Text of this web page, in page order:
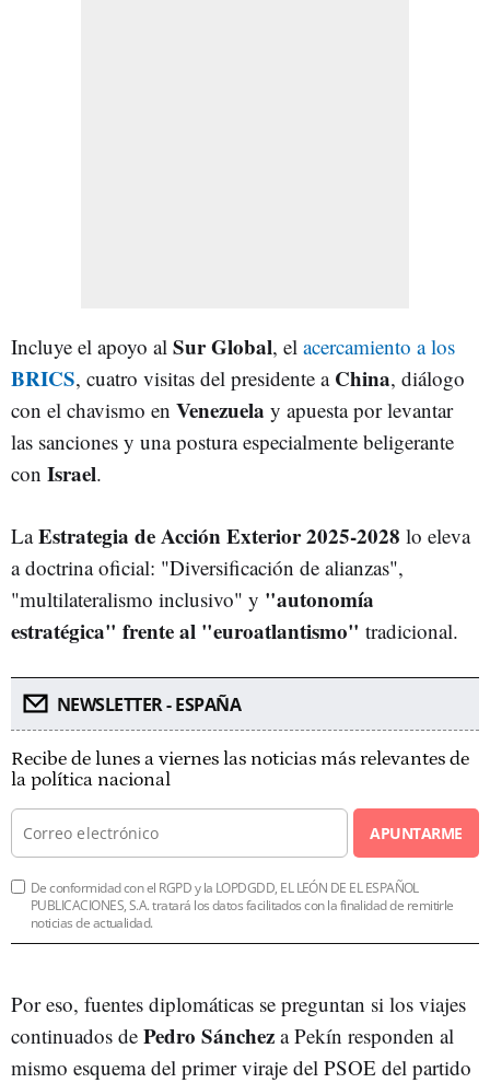
Incluye el apoyo al Sur Global, el acercamiento a los
BRICS, cuatro visitas del presidente a China, diálogo
con el chavismo en Venezuela y apuesta por levantar
las sanciones y una postura especialmente beligerante
con Israel.
LaEstrategia de Acción Exterior 2025-2028 lo eleva
a doctrina oficial: "Diversificación de alianzas",
"multilateralismo inclusivo" y "autonomía
estratégica" frente al "euroatlantismo" tradicional.
NEWSLETTER - ESPAÑA
Recibe de lunes a viernes las noticias más relevantes de
la política nacional
APUNTARME
De conformidad con el RGPD y la LOPDGDD, EL LEÓN DE EL ESPAÑOL
PUBLICACIONES, S.A. tratará los datos facilitados con la finalidad de remitirle
noticias de actualidad.
Por eso, fuentes diplomáticas se preguntan si los viajes
continuados de Pedro Sánchez a Pekín responden al
mismo esquema del primer viraje del PSOE del partido